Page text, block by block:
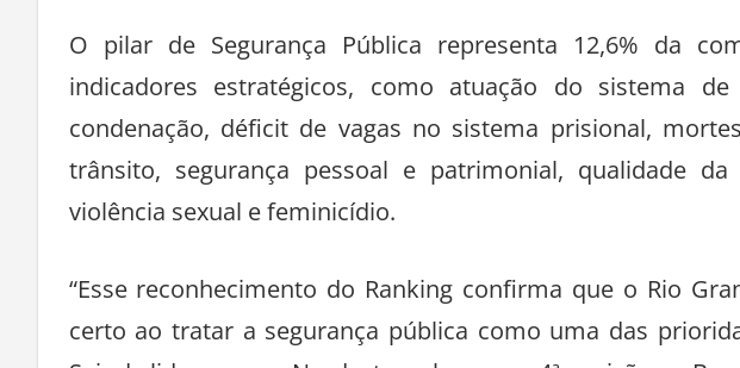
O pilar de Segurança Pública representa 12,6% da
indicadores estratégicos, como atuação do sistema
condenação, déficit de vagas no sistema prisional,
trânsito, segurança pessoal e patrimonial, qualidade
violência sexual e feminicídio.
“Esse reconhecimento do Ranking confirma que o Rio
certo ao tratar a segurança pública como uma das